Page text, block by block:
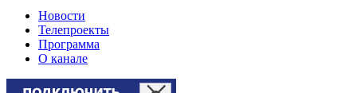
Новости
Телепроекты
Программа
О канале